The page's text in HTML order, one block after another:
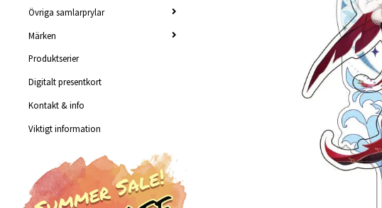
Övriga samlarprylar
Märken
Produktserier
Digitalt presentkort
Kontakt & info
Viktigt information